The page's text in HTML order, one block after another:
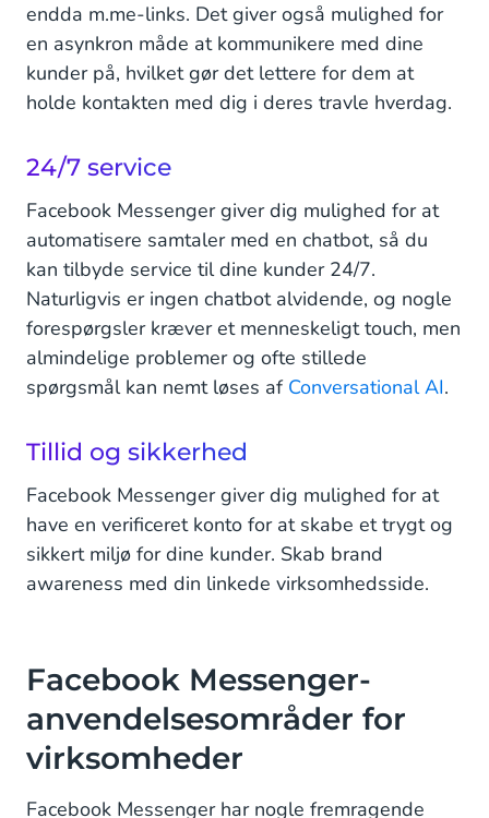
endda m.me-links. Det giver også mulighed for
en asynkron måde at kommunikere med dine
kunder på, hvilket gør det lettere for dem at
holde kontakten med dig i deres travle hverdag.
24/7 service
Facebook Messenger giver dig mulighed for at
automatisere samtaler med en chatbot, så du
kan tilbyde service til dine kunder 24/7.
Naturligvis er ingen chatbot alvidende, og nogle
forespørgsler kræver et menneskeligt touch, men
almindelige problemer og ofte stillede
spørgsmål kan nemt løses af Conversational AI.
Tillid og sikkerhed
Facebook Messenger giver dig mulighed for at
have en verificeret konto for at skabe et trygt og
sikkert miljø for dine kunder. Skab brand
awareness med din linkede virksomhedsside.
Facebook Messenger-
anvendelsesområder for
virksomheder
Facebook Messenger har nogle fremragende